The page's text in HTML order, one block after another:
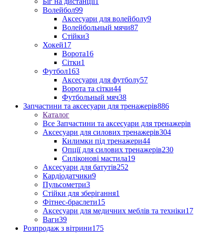
Волейбол99
Аксесуари для волейболу9
Волейбольный мячи87
Стійки3
Хокей17
Ворота16
Сітки1
Футбол163
Аксесуари для футболу57
Ворота та сітки44
Футбольный мяч38
Запчастини та аксесуари для тренажерів886
Каталог
Все Запчастини та аксесуари для тренажерів
Аксесуари для силових тренажерів304
Килимки під тренажери44
Опції для силових тренажерів230
Силіконові мастила19
Аксесуари для батутів252
Кардіодатчики9
Пульсометри3
Стійки для зберігання1
Фітнес-браслети15
Аксесуари для медичних меблів та техніки17
Ваги39
Розпродаж з вітрини175